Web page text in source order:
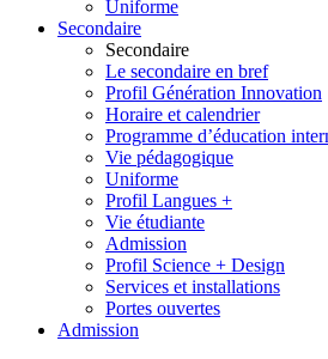
Uniforme
Secondaire
Secondaire
Le secondaire en bref
Profil Génération Innovation
Horaire et calendrier
Programme d’éducation
Vie pédagogique
Uniforme
Profil Langues +
Vie étudiante
Admission
Profil Science + Design
Services et installations
Portes ouvertes
Admission